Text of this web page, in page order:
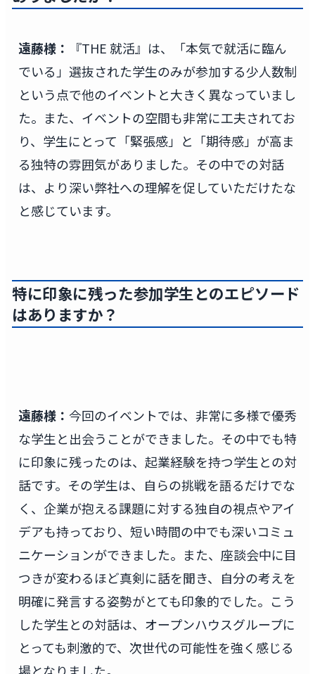
遠藤様：
『THE 就活』は、「本気で就活に臨ん
でいる」選抜された学生のみが参加する少人数制
という点で他のイベントと大きく異なっていまし
た。また、イベントの空間も非常に工夫されてお
り、学生にとって「緊張感」と「期待感」が高ま
る独特の雰囲気がありました。その中での対話
は、より深い弊社への理解を促していただけたな
と感じています。
特に印象に残った参加学生とのエピソード
はありますか？
遠藤様： 今回のイベントでは、非常に多様で優秀
な学生と出会うことができました。その中でも特
に印象に残ったのは、起業経験を持つ学生との対
話です。その学生は、自らの挑戦を語るだけでな
く、企業が抱える課題に対する独自の視点やアイ
デアも持っており、短い時間の中でも深いコミュ
ニケーションができました。また、座談会中に目
つきが変わるほど真剣に話を聞き、自分の考えを
明確に発言する姿勢がとても印象的でした。こう
した学生との対話は、オープンハウスグループに
とっても刺激的で、次世代の可能性を強く感じる
場となりました。